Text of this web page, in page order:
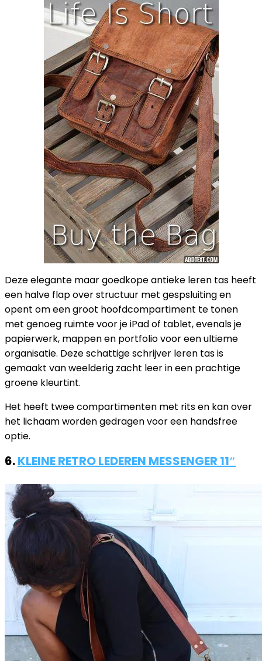
Deze elegante maar goedkope antieke leren tas heeft
een halve flap over structuur met gespsluiting en
opent om een ​​groot hoofdcompartiment te tonen
met genoeg ruimte voor je iPad of tablet, evenals je
papierwerk, mappen en portfolio voor een ultieme
organisatie. Deze schattige schrijver leren tas is
gemaakt van weelderig zacht leer in een prachtige
groene kleurtint.
Het heeft twee compartimenten met rits en kan over
het lichaam worden gedragen voor een handsfree
optie.
6.KLEINE RETRO LEDEREN MESSENGER 11″